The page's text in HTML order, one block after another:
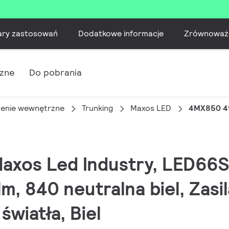
zastosowań Dodatkowe informacje
Do pobrania
wewnętrzne Trunking Maxos LED 4MX850
Led Industry,
840 neutralna biel,
Biel